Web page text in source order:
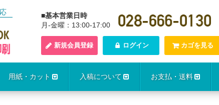
■基本営業日時
月-金曜：13:00-17:00
新規会員登録 ログイン カゴを見る
用紙・カット 入稿について お支払・送料